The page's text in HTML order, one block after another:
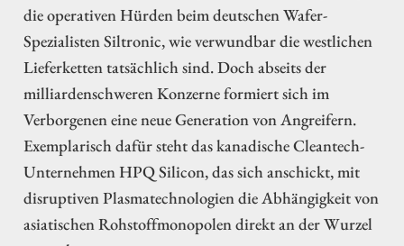
die operativen Hürden beim deutschen Wafer-
Spezialisten Siltronic, wie verwundbar die westlichen
Lieferketten tatsächlich sind. Doch abseits der
milliardenschweren Konzerne formiert sich im
Verborgenen eine neue Generation von Angreifern.
Exemplarisch dafür steht das kanadische Cleantech-
Unternehmen HPQ Silicon, das sich anschickt, mit
disruptiven Plasmatechnologien die Abhängigkeit von
asiatischen Rohstoffmonopolen direkt an der Wurzel